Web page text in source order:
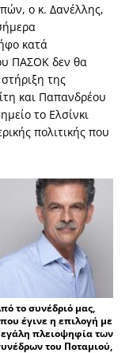
ο κ. Δανέλλης,
κατά
ΠΑΣΟΚ δεν θα
της
και Παπανδρέου
το Ελσίνκι
πολιτικής που
το συνέδριό μας,
έγινε η επιλογή με
πλειοψηφία των
του Ποταμιού,